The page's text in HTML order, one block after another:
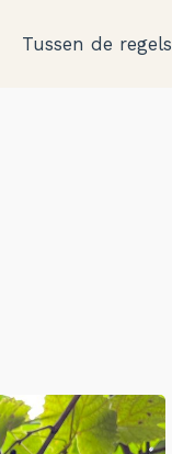
Tussen de regels